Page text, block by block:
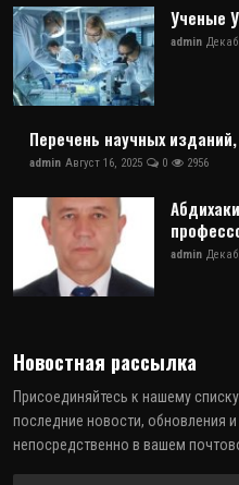
Ученые
admin
Перечень научных
admin Август 16, 2025 0 2956
admin
Новостная рассылка
Присоединяйтесь к нашему
последние новости, обновления
непосредственно в вашем